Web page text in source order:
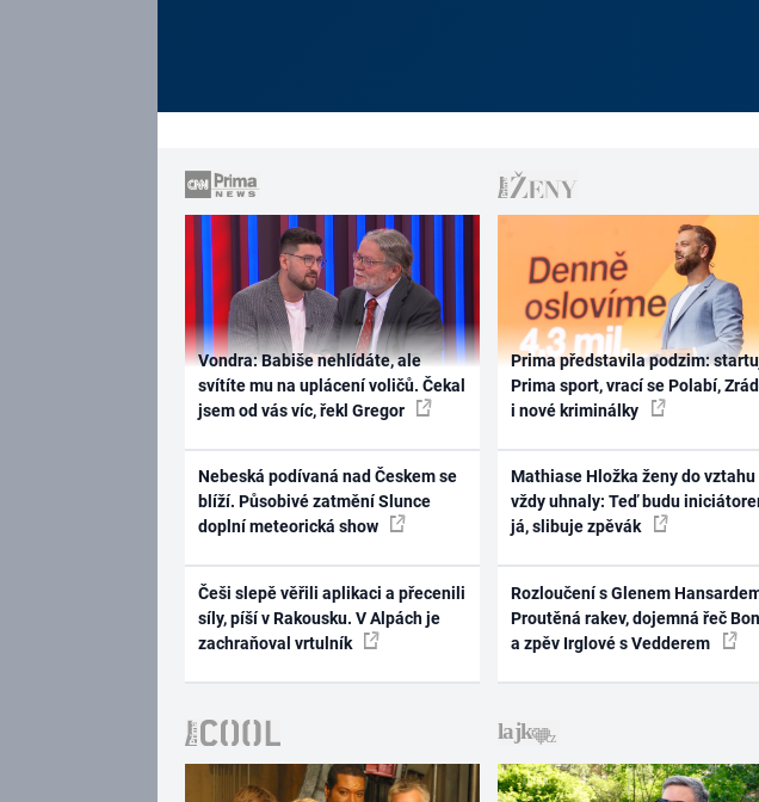
Vondra: Babiše nehlídáte, ale
svítíte mu na uplácení voličů. Čekal
jsem od vás víc, řekl Gregor
Nebeská podívaná nad Českem se
blíží. Působivé zatmění Slunce
doplní meteorická show
Češi slepě věřili aplikaci a přecenili
síly, píší v Rakousku. V Alpách je
zachraňoval vrtulník
Prima představila podzim:
Prima sport, vrací se Polabí,
i nové kriminálky
Mathiase Hložka ženy do vztahu
vždy uhnaly: Teď budu
já, slibuje zpěvák
Rozloučení s Glenem
Proutěná rakev, dojemná řeč
a zpěv Irglové s Vedderem